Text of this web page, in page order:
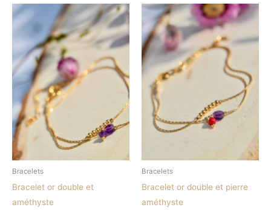
Bracelets
Bracelet or double et
améthyste
Bracelets
Bracelet or double et pierre
améthyste